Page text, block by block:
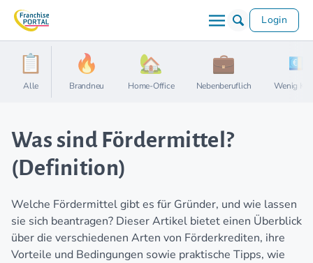
Login
Alle Brandneu Home-Office Nebenberuflich Wenig
Was sind Fördermittel?
(Definition)
Welche Fördermittel gibt es für Gründer, und wie lassen
sie sich beantragen? Dieser Artikel bietet einen Überblick
über die verschiedenen Arten von Förderkrediten, ihre
Vorteile und Bedingungen sowie praktische Tipps, wie